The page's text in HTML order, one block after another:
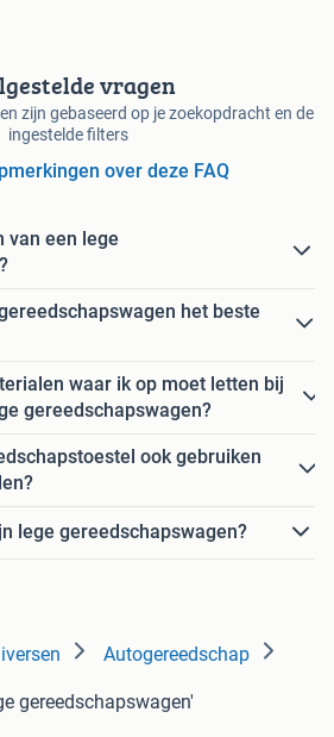
vragen
zijn gebaseerd op je zoekopdracht en de
ingestelde filters
over deze FAQ
van een lege
het beste
waar ik op moet letten bij
gereedschapswagen?
ook gebruiken
lege gereedschapswagen?
Autogereedschap
gereedschapswagen'